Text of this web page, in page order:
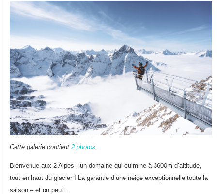
Cette galerie contient 2 photos
Bienvenue aux 2 Alpes : un domaine qui culmine à 3600m d’altitude,
tout en haut du glacier ! La garantie d’une neige exceptionnelle toute la
saison – et on peut…